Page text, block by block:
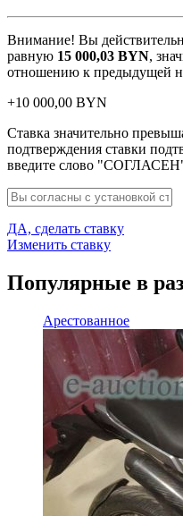
Внимание! Вы
равную 15 000,03 BYN,
отношению к предыдущей
+10 000,00 BYN
Ставка значительно
подтверждения ставки
введите слово
ДА, сделать ставку
Изменить ставку
Популярные в
Арестованное